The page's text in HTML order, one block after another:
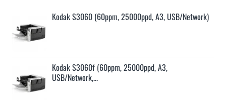
Kodak S3060 (60ppm, 25000ppd, A3, USB/Network)
Kodak S3060f (60ppm, 25000ppd, A3,
USB/Network,...